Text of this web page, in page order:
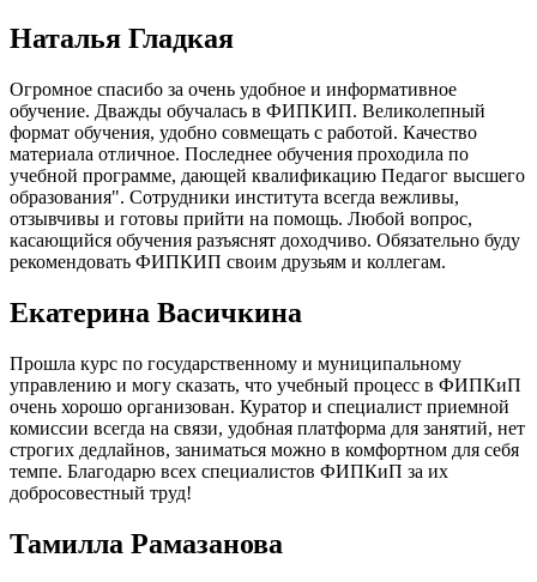
Наталья Гладкая
Огромное спасибо за очень удобное и информативное
обучение. Дважды обучалась в ФИПКИП. Великолепный
формат обучения, удобно совмещать с работой. Качество
материала отличное. Последнее обучения проходила по
учебной программе, дающей квалификацию Педагог высшего
образования". Сотрудники института всегда вежливы,
отзывчивы и готовы прийти на помощь. Любой вопрос,
касающийся обучения разъяснят доходчиво. Обязательно буду
рекомендовать ФИПКИП своим друзьям и коллегам.
Екатерина Васичкина
Прошла курс по государственному и муниципальному
управлению и могу сказать, что учебный процесс в ФИПКиП
очень хорошо организован. Куратор и специалист приемной
комиссии всегда на связи, удобная платформа для занятий, нет
строгих дедлайнов, заниматься можно в комфортном для себя
темпе. Благодарю всех специалистов ФИПКиП за их
добросовестный труд!
Тамилла Рамазанова